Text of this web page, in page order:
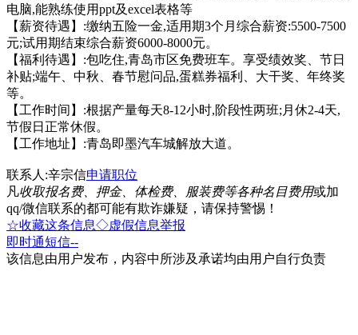
电脑,能熟练使用ppt及excel表格等
【薪资待遇】:缴纳五险一金,适用期3个月综合薪资:5500-7500
元;试用期结束综合薪资6000-8000元。
【福利待遇】:包吃住,青岛市区免费班车。享受绩效奖、节日
补贴;端午、中秋、春节慰问品,蛋糕券福利、大干奖、年终奖
等。
【工作时间】:根据产量每天8-12小时,阶段性两班;月休2-4天,
节假日正常休假。
【工作地址】:青岛即墨汽车城解放大道。
联系人:辛宗信申请职位
凡收取报名费、押金、体检费、服装费等各种名目费用或加
qq/微信联系的都可能有欺诈嫌疑，请保持警惕！
☆收藏这条信息◇虚假信息举报
即时通短信--
该信息由用户发布，内容中所涉及承诺均由用户自行负责